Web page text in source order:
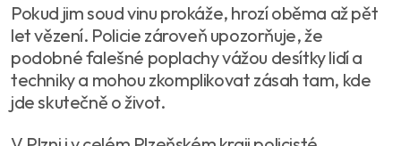
Pokud jim soud vinu prokáže, hrozí oběma až pět
let vězení. Policie zároveň upozorňuje, že
podobné falešné poplachy vážou desítky lidí a
techniky a mohou zkomplikovat zásah tam, kde
jde skutečně o život.